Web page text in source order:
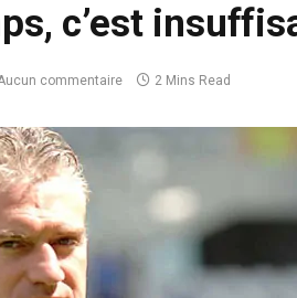
c’est
commentaire 2 Mins Read